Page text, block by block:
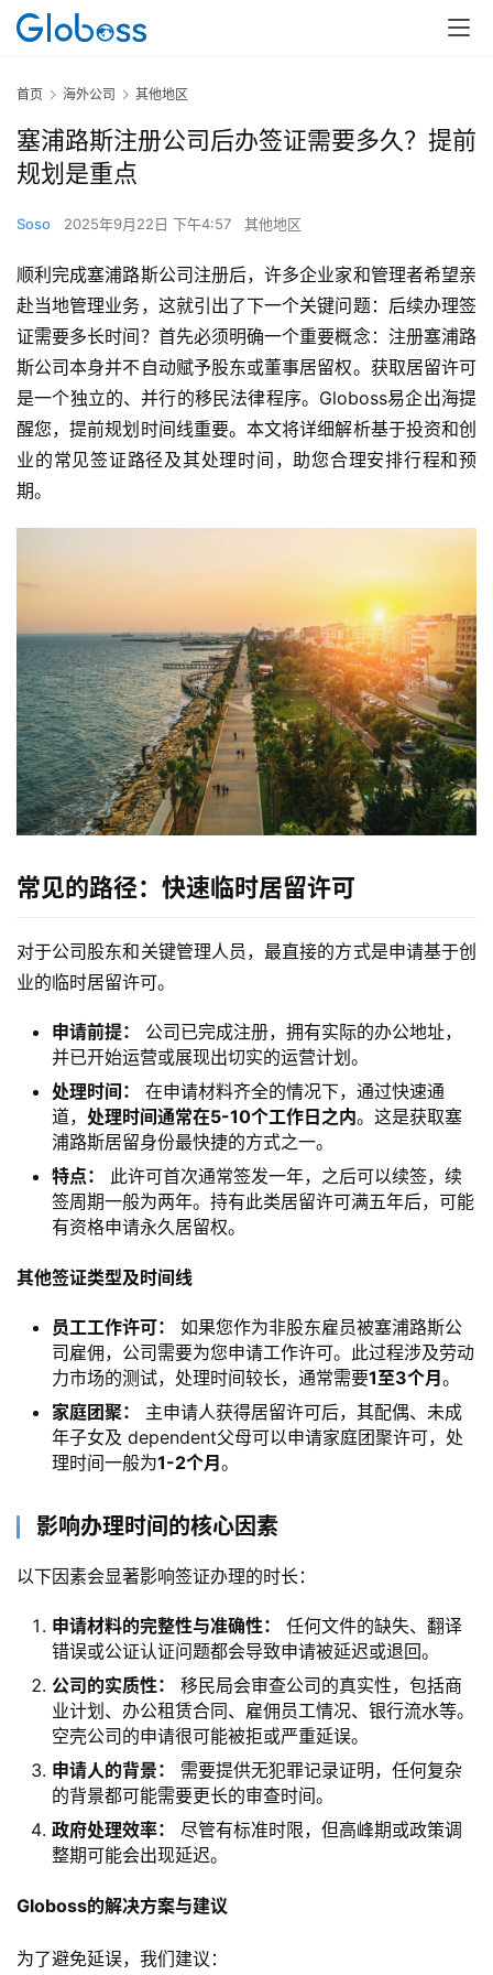
首页 海外公司 其他地区
塞浦路斯注册公司后办签证需要多久？提前
规划是重点
Soso 2025年9月22日 下午4:57 其他地区
顺利完成塞浦路斯公司注册后，许多企业家和管理者希望亲
赴当地管理业务，这就引出了下一个关键问题：后续办理签
证需要多长时间？首先必须明确一个重要概念：注册塞浦路
斯公司本身并不自动赋予股东或董事居留权。获取居留许可
是一个独立的、并行的移民法律程序。Globoss易企出海提
醒您，提前规划时间线重要。本文将详细解析基于投资和创
业的常见签证路径及其处理时间，助您合理安排行程和预
期。
​常见的路径：快速临时居留许可​
对于公司股东和关键管理人员，最直接的方式是申请基于创
业的临时居留许可。
申请前提：​
​ 公司已完成注册，拥有实际的办公地址，
并已开始运营或展现出切实的运营计划。
处理时间：​
​ 在申请材料齐全的情况下，通过快速通
道，​ ​处理时间通常在5-10个工作日之内​​。这是获取塞
浦路斯居留身份最快捷的方式之一。
​特点：​
​ 此许可首次通常签发一年，之后可以续签，续
签周期一般为两年。持有此类居留许可满五年后，可能
有资格申请永久居留权。
​其他签证类型及时间线​
员工工作许可：​
​ 如果您作为非股东雇员被塞浦路斯公
司雇佣，公司需要为您申请工作许可。此过程涉及劳动
力市场的测试，处理时间较长，通常需要​​1至3个月​​。
​家庭团聚：​
​ 主申请人获得居留许可后，其配偶、未成
年子女及 dependent父母可以申请家庭团聚许可，处
理时间一般为​​1-2个月​​。
​影响办理时间的核心因素​
以下因素会显著影响签证办理的时长：
​申请材料的完整性与准确性：​
​ 任何文件的缺失、翻译
错误或公证认证问题都会导致申请被延迟或退回。
公司的实质性：​
​ 移民局会审查公司的真实性，包括商
业计划、办公租赁合同、雇佣员工情况、银行流水等。
空壳公司的申请很可能被拒或严重延误。
申请人的背景：​
​ 需要提供无犯罪记录证明，任何复杂
的背景都可能需要更长的审查时间。
政府处理效率：​
​ 尽管有标准时限，但高峰期或政策调
整期可能会出现延迟。
​Globoss的解决方案与建议​
为了避免延误，我们建议：